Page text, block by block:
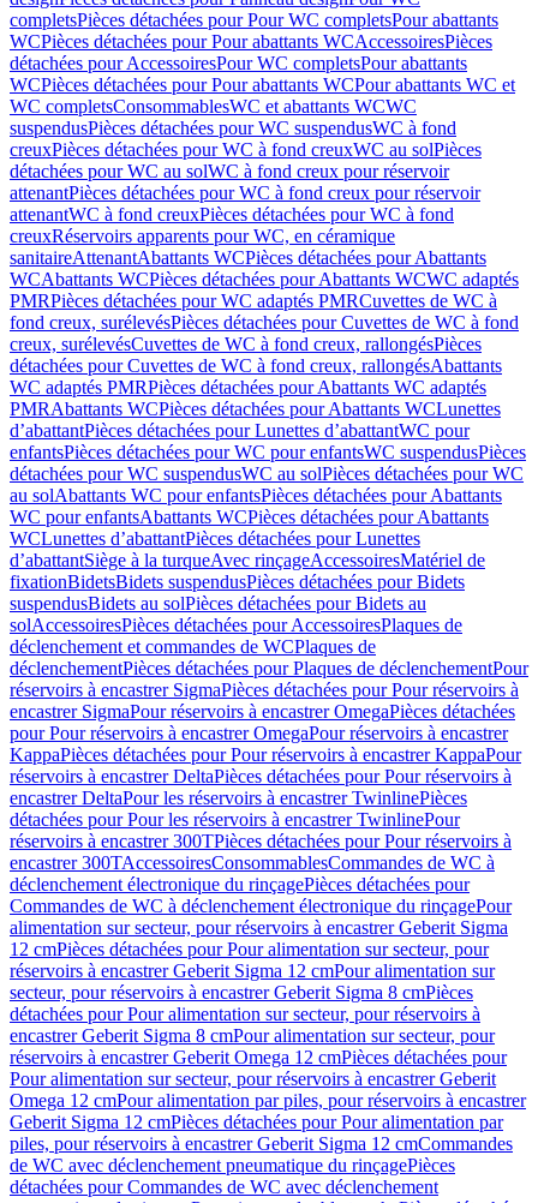
completsPièces détachées pour Pour WC completsPour abattants
WCPièces détachées pour Pour abattants WCAccessoiresPièces
détachées pour AccessoiresPour WC completsPour abattants
WCPièces détachées pour Pour abattants WCPour abattants WC et
WC completsConsommablesWC et abattants WCWC
suspendusPièces détachées pour WC suspendusWC à fond
creuxPièces détachées pour WC à fond creuxWC au solPièces
détachées pour WC au solWC à fond creux pour réservoir
attenantPièces détachées pour WC à fond creux pour réservoir
attenantWC à fond creuxPièces détachées pour WC à fond
creuxRéservoirs apparents pour WC, en céramique
sanitaireAttenantAbattants WCPièces détachées pour Abattants
WCAbattants WCPièces détachées pour Abattants WCWC adaptés
PMRPièces détachées pour WC adaptés PMRCuvettes de WC à
fond creux, surélevésPièces détachées pour Cuvettes de WC à fond
creux, surélevésCuvettes de WC à fond creux, rallongésPièces
détachées pour Cuvettes de WC à fond creux, rallongésAbattants
WC adaptés PMRPièces détachées pour Abattants WC adaptés
PMRAbattants WCPièces détachées pour Abattants WCLunettes
d’abattantPièces détachées pour Lunettes d’abattantWC pour
enfantsPièces détachées pour WC pour enfantsWC suspendusPièces
détachées pour WC suspendusWC au solPièces détachées pour WC
au solAbattants WC pour enfantsPièces détachées pour Abattants
WC pour enfantsAbattants WCPièces détachées pour Abattants
WCLunettes d’abattantPièces détachées pour Lunettes
d’abattantSiège à la turqueAvec rinçageAccessoiresMatériel de
fixationBidetsBidets suspendusPièces détachées pour Bidets
suspendusBidets au solPièces détachées pour Bidets au
solAccessoiresPièces détachées pour AccessoiresPlaques de
déclenchement et commandes de WCPlaques de
déclenchementPièces détachées pour Plaques de déclenchementPour
réservoirs à encastrer SigmaPièces détachées pour Pour réservoirs à
encastrer SigmaPour réservoirs à encastrer OmegaPièces détachées
pour Pour réservoirs à encastrer OmegaPour réservoirs à encastrer
KappaPièces détachées pour Pour réservoirs à encastrer KappaPour
réservoirs à encastrer DeltaPièces détachées pour Pour réservoirs à
encastrer DeltaPour les réservoirs à encastrer TwinlinePièces
détachées pour Pour les réservoirs à encastrer TwinlinePour
réservoirs à encastrer 300TPièces détachées pour Pour réservoirs à
encastrer 300TAccessoiresConsommablesCommandes de WC à
déclenchement électronique du rinçagePièces détachées pour
Commandes de WC à déclenchement électronique du rinçagePour
alimentation sur secteur, pour réservoirs à encastrer Geberit Sigma
12 cmPièces détachées pour Pour alimentation sur secteur, pour
réservoirs à encastrer Geberit Sigma 12 cmPour alimentation sur
secteur, pour réservoirs à encastrer Geberit Sigma 8 cmPièces
détachées pour Pour alimentation sur secteur, pour réservoirs à
encastrer Geberit Sigma 8 cmPour alimentation sur secteur, pour
réservoirs à encastrer Geberit Omega 12 cmPièces détachées pour
Pour alimentation sur secteur, pour réservoirs à encastrer Geberit
Omega 12 cmPour alimentation par piles, pour réservoirs à encastrer
Geberit Sigma 12 cmPièces détachées pour Pour alimentation par
piles, pour réservoirs à encastrer Geberit Sigma 12 cmCommandes
de WC avec déclenchement pneumatique du rinçagePièces
détachées pour Commandes de WC avec déclenchement